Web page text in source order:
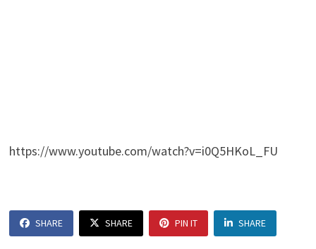
https://www.youtube.com/watch?v=i0Q5HKoL_FU
SHARE SHARE PIN IT SHARE